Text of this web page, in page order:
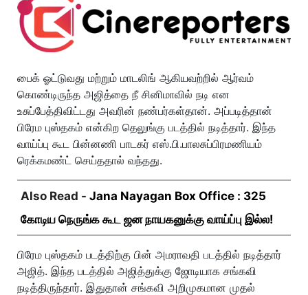
பைக் ஓட்டுவது மற்றும் மாடலிங் ஆகியவற்றில் ஆர்வம்
கொண்டிருந்த அஜித்தை நீ சினிமாவில் நடி என
உசுப்பேத்திவிட்டது அவரின் நண்பர்கள்தான். அப்படித்தான்
பிரேம புஸ்தகம் என்கிற தெலுங்கு படத்தில் நடித்தார். இந்த
வாய்ப்பு கூட பின்னணி பாடகர் எஸ்.பி.பாலசுப்பிரமணியம்
ரெக்கமண்ட் செய்ததால் வந்தது.
Also Read - Jana Nayagan Box Office : 325
கோடிய நெருங்க கூட ஜன நாயகனுக்கு வாய்ப்பு இல்ல!
பிரேம புஸ்தகம் படத்திற்கு பின் அமராவதி படத்தில் நடித்தார்
அஜித். இந்த படத்தில் அஜித்துக்கு ஜோடியாக சங்கவி
நடித்திருந்தார். இதுதான் சங்கவி அறிமுகமான முதல்